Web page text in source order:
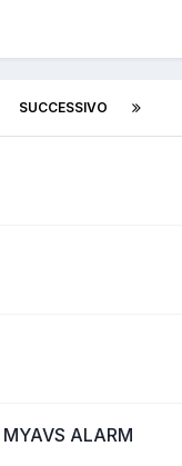
SUCCESSIVO
ALARM